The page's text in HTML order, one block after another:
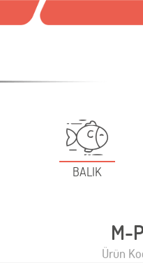
BALIK
M-
Ürün